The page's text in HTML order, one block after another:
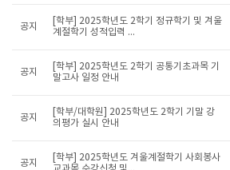
공지
[학부] 2025학년도 2학기 정규학기 및 겨울
계절학기 성적입력 ...
공지
[학부] 2025학년도 2학기 공통기초과목 기
말고사 일정 안내
공지
[학부/대학원] 2025학년도 2학기 기말 강
의평가 실시 안내
공지
[학부] 2025학년도 겨울계절학기 사회봉사